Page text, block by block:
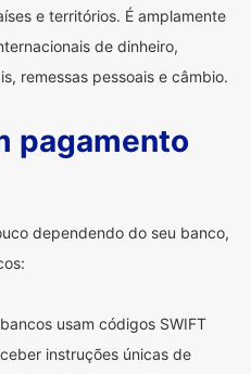
e territórios. É amplamente
de dinheiro,
remessas pessoais e câmbio.
pagamento
dependendo do seu banco,
usam códigos SWIFT
instruções únicas de